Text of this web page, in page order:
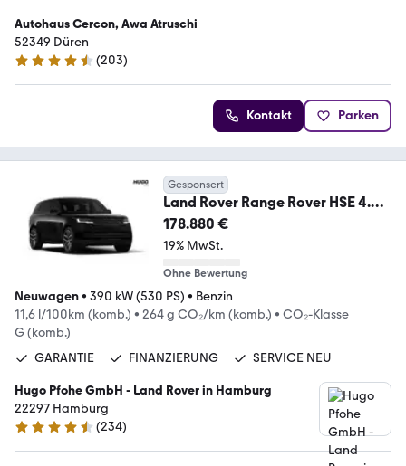
Autohaus Cercon, Awa Atruschi
52349 Düren
4.7 Sterne
(203)
Kontakt Parken
Gesponsert
Land Rover Range Rover HSE 4.4
P530 Lang
178.880 €
19% MwSt.
Ohne Bewertung
Neuwagen• 390 kW (530 PS) • Benzin
11,6 l/100km (komb.) • 264 g CO₂/km (komb.) • CO₂-Klasse
G (komb.)
GARANTIE
FINANZIERUNG SERVICE NEU
Hugo Pfohe GmbH - Land Rover in Hamburg
22297 Hamburg
4.6 Sterne
(234)